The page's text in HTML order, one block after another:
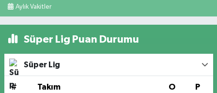
Aylık Vakitler
Süper Lig Puan Durumu
Süper Lig
# Takım O P